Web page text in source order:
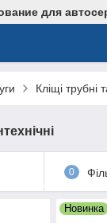
для
Кліщі трубні
0
Новинка